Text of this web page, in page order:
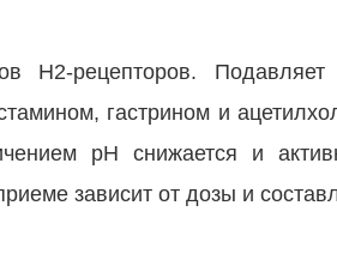
Н2-рецепторов.
гастрином и
рН снижается и
зависит от дозы и